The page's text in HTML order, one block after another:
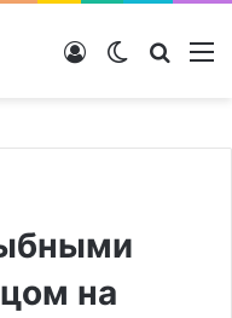
Switch skin
Войти
на